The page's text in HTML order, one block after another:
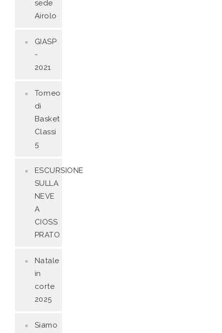
sede
Airolo
GIASP
-
2021
Torneo
di
Basket
Classi
5
ESCURSIONE
SULLA
NEVE
A
CIOSS
PRATO
Natale
in
corte
2025
Siamo